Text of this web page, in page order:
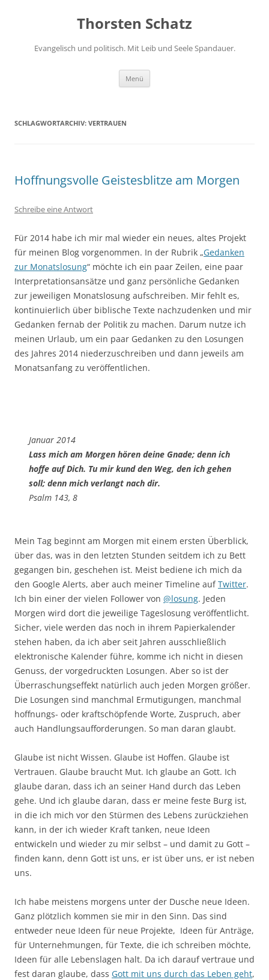
Thorsten Schatz
Evangelisch und politisch. Mit Leib und Seele Spandauer.
Menü
SCHLAGWORTARCHIV: VERTRAUEN
Hoffnungsvolle Geistesblitze am Morgen
Schreibe eine Antwort
Für 2014 habe ich mir mal wieder ein neues, altes Projekt
für meinen Blog vorgenommen. In der Rubrik „Gedanken
zur Monatslosung“ möchte ich ein paar Zeilen, eine paar
Interpretationsansätze und ganz persönliche Gedanken
zur jeweiligen Monatslosung aufschreiben. Mir fehlt es,
kontinuierlich über biblische Texte nachzudenken und mir
Gedanken fernab der Politik zu machen. Darum nutze ich
meinen Urlaub, um ein paar Gedanken zu den Losungen
des Jahres 2014 niederzuschreiben und dann jeweils am
Monatsanfang zu veröffentlichen.
Januar 2014
Lass mich am Morgen hören deine Gnade; denn ich
hoffe auf Dich. Tu mir kund den Weg, den ich gehen
soll; denn mich verlangt nach dir.
Psalm 143, 8
Mein Tag beginnt am Morgen mit einem ersten Überblick,
über das, was in den letzten Stunden seitdem ich zu Bett
gegangen bin, geschehen ist. Meist bediene ich mich da
den Google Alerts, aber auch meiner Timeline aufTwitter.
Ich bin einer der vielen Follower von @losung. Jeden
Morgen wird dort die jeweilige Tageslosung veröffentlicht.
Sicher, viele werden das noch in ihrem Papierkalender
stehen haben, da ich aber seit Jahren ausschließlich
elektronische Kalender führe, komme ich nicht in diesen
Genuss, der vorgedruckten Losungen. Aber so ist der
Überraschungseffekt natürlich auch jeden Morgen größer.
Die Losungen sind manchmal Ermutigungen, manchmal
hoffnungs- oder kraftschöpfende Worte, Zuspruch, aber
auch Handlungsaufforderungen. So man daran glaubt.
Glaube ist nicht Wissen. Glaube ist Hoffen. Glaube ist
Vertrauen. Glaube braucht Mut. Ich glaube an Gott. Ich
glaube daran, dass ich an seiner Hand durch das Leben
gehe. Und ich glaube daran, dass er meine feste Burg ist,
in die ich mich vor den Stürmen des Lebens zurückziehen
kann, in der ich wieder Kraft tanken, neue Ideen
entwickeln und wieder zu mir selbst – und damit zu Gott –
finden kann, denn Gott ist uns, er ist über uns, er ist neben
uns.
Ich habe meistens morgens unter der Dusche neue Ideen.
Ganz plötzlich kommen sie mir in den Sinn. Das sind
entweder neue Ideen für neue Projekte, Ideen für Anträge,
für Unternehmungen, für Texte, die ich schreiben möchte,
Ideen für alle Lebenslagen halt. Da ich darauf vertraue und
fest daran glaube, dass Gott mit uns durch das Leben geht,